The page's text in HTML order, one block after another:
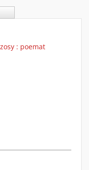
: poemat